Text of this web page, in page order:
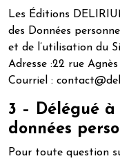
Les Éditions
des Données
et de l’utilisation du
Adresse :22 rue
Courriel :
3 – Délégué
données
Pour toute question